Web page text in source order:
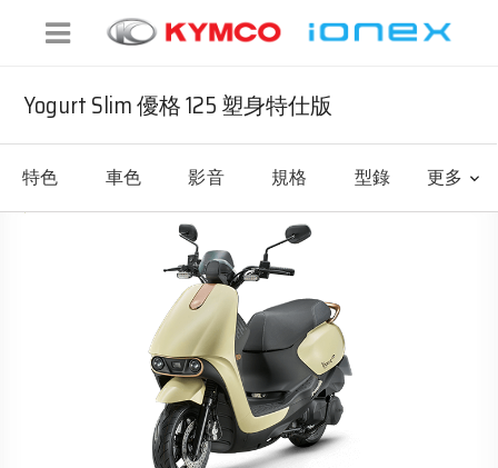
Yogurt Slim 優格 125 塑身特仕版
特色 車色 影音 規格 型錄 更多